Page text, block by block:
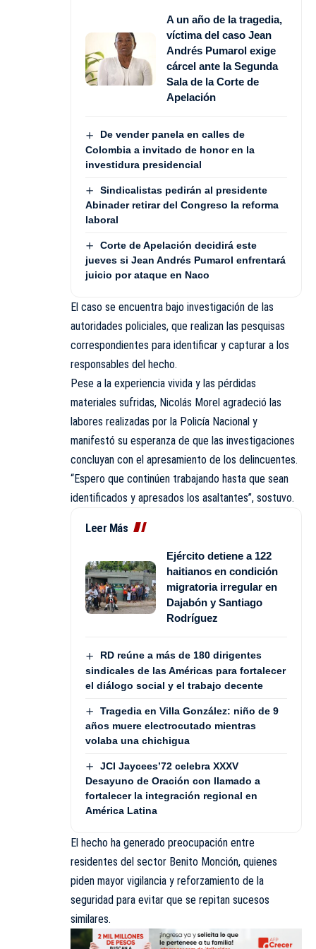
A un año de la tragedia,
víctima del caso Jean
Andrés Pumarol exige
cárcel ante la Segunda
Sala de la Corte de
Apelación
De vender panela en calles de
Colombia a invitado de honor en la
investidura presidencial
Sindicalistas pedirán al presidente
Abinader retirar del Congreso la reforma
laboral
Corte de Apelación decidirá este
jueves si Jean Andrés Pumarol enfrentará
juicio por ataque en Naco
El caso se encuentra bajo investigación de las
autoridades policiales, que realizan las pesquisas
correspondientes para identificar y capturar a los
responsables del hecho.
Pese a la experiencia vivida y las pérdidas
materiales sufridas, Nicolás Morel agradeció las
labores realizadas por la Policía Nacional y
manifestó su esperanza de que las investigaciones
concluyan con el apresamiento de los delincuentes.
“Espero que continúen trabajando hasta que sean
identificados y apresados los asaltantes”, sostuvo.
Leer Más
Ejército detiene a 122
haitianos en condición
migratoria irregular en
Dajabón y Santiago
Rodríguez
RD reúne a más de 180 dirigentes
sindicales de las Américas para fortalecer
el diálogo social y el trabajo decente
Tragedia en Villa González: niño de 9
años muere electrocutado mientras
volaba una chichigua
JCI Jaycees’72 celebra XXXV
Desayuno de Oración con llamado a
fortalecer la integración regional en
América Latina
El hecho ha generado preocupación entre
residentes del sector Benito Monción, quienes
piden mayor vigilancia y reforzamiento de la
seguridad para evitar que se repitan sucesos
similares.